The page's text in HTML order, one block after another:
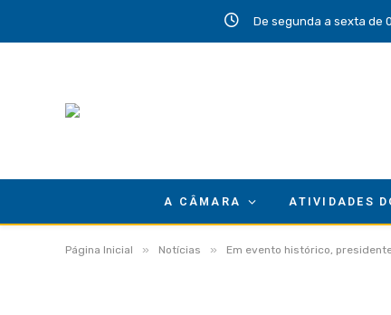
De segunda a sexta de
A CÂMARA ATIVIDADES
Página Inicial » Notícias » Em evento histórico,